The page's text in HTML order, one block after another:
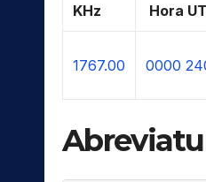
KHz Hora
1767.00 0000